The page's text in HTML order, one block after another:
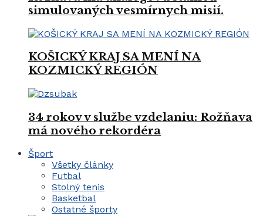
simulovaných vesmírnych misií.
KOŠICKÝ KRAJ SA MENÍ NA
KOZMICKÝ REGIÓN
34 rokov v službe vzdelaniu: Rožňava
má nového rekordéra
Šport
Všetky články
Futbal
Stolný tenis
Basketbal
Ostatné športy